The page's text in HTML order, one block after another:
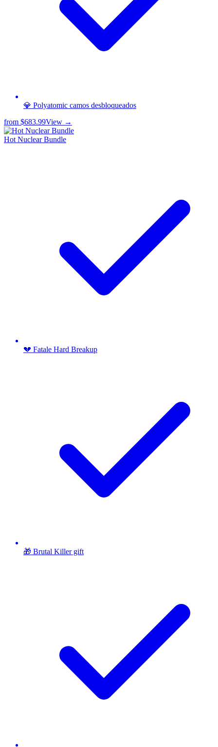
💎 Polyatomic camos desbloqueados
from $683.99View →
Hot Nuclear Bundle
💔 Fatale Hard Breakup
🎁 Brutal Killer gift